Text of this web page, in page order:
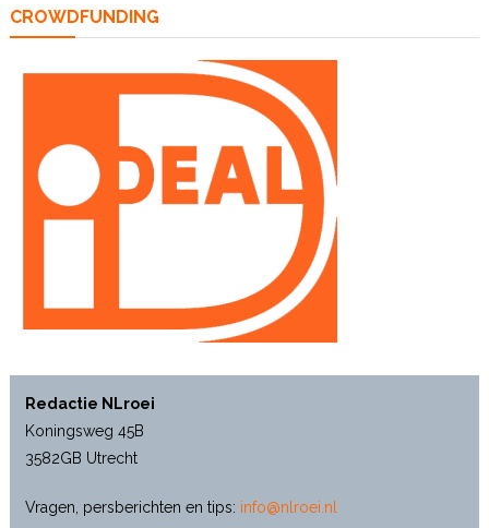
CROWDFUNDING
Redactie NLroei
Koningsweg 45B
3582GB Utrecht
Vragen, persberichten en tips: info@nlroei.nl